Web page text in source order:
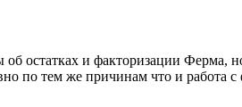
остатках и факторизации
по тем же причинам что и работа